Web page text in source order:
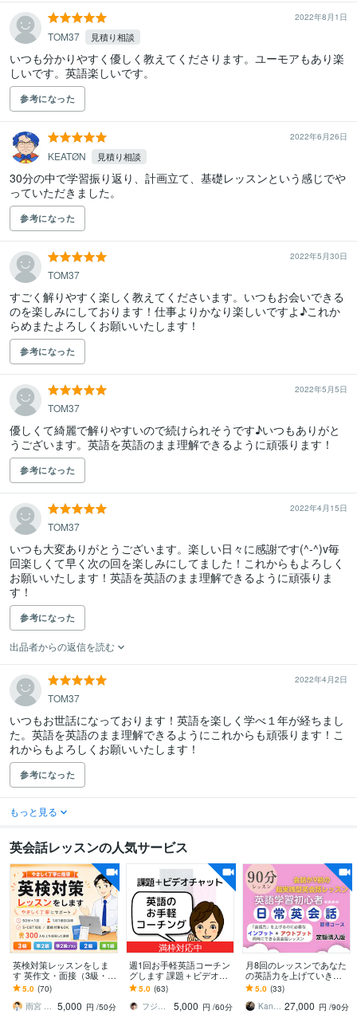
2022年8月1日
TOM37 見積り相談
いつも分かりやすく優しく教えてくださります。ユーモアもあり楽
しいです。英語楽しいです。
参考になった
2022年6月26日
KEATØN 見積り相談
30分の中で学習振り返り、計画立て、基礎レッスンという感じでや
っていただきました。
参考になった
2022年5月30日
TOM37
すごく解りやすく楽しく教えてくださいます。いつもお会いできる
のを楽しみにしております！仕事よりかなり楽しいですよ♪これか
らめまたよろしくお願いいたします！
参考になった
2022年5月5日
TOM37
優しくて綺麗で解りやすいので続けられそうです♪いつもありがと
うございます。英語を英語のまま理解できるように頑張ります！
参考になった
2022年4月15日
TOM37
いつも大変ありがとうございます。楽しい日々に感謝です(^-^)v毎
回楽しくて早く次の回を楽しみにしてました！これからもよろしく
お願いいたします！英語を英語のまま理解できるように頑張りま
す！
参考になった
出品者からの返信を読む
2022年4月2日
TOM37
いつもお世話になっております！英語を楽しく学べ１年が経ちまし
た。英語を英語のまま理解できるようにこれからも頑張ります！こ
れからもよろしくお願いいたします！
参考になった
もっと見る
英会話レッスンの人気サービス
英検対策レッスンをしま
す 英作文・面接（3級・準
2級・2級・準1級）・S-C
BTも対応
5.0 (70)
雨宮 大和｜英語の家庭教師／個別指導 5,000 円 /50分
満枠対応中
週1回お手軽英語コーチン
グします 課題＋ビデオカ
ウンセリングで質疑応答
＋軌道修正
5.0 (63)
フジワラサチヨ
5,000 円 /60分
月8回のレッスンであなた
の英語力を上げていきま
す 忙しい私にもできる！
ムリなく続ける日常英会
話レッスン
5.0 (33)
Kaneケイン 初心者のための英会話講師 27,000 円 /90分